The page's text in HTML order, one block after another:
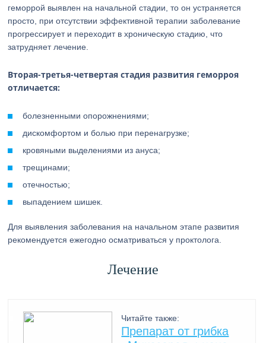
геморрой выявлен на начальной стадии, то он устраняется
просто, при отсутствии эффективной терапии заболевание
прогрессирует и переходит в хроническую стадию, что
затрудняет лечение.
Вторая-третья-четвертая стадия развития геморроя
отличается:
болезненными опорожнениями;
дискомфортом и болью при перенагрузке;
кровяными выделениями из ануса;
трещинами;
отечностью;
выпадением шишек.
Для выявления заболевания на начальном этапе развития
рекомендуется ежегодно осматриваться у проктолога.
Лечение
Читайте также:
Препарат от грибка